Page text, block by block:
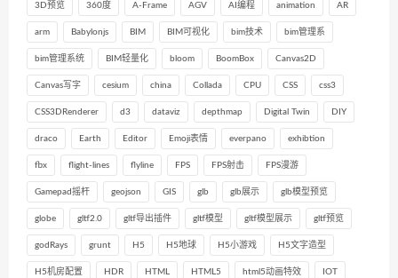
3D预览 360度 A-Frame AGV AI编程 animation AR
arm Babylonjs BIM BIM可视化 bim技术 bim管理系
bim管理系统 BIM轻量化 bloom BoomBox Canvas2D
Canvas写字 cesium china Collada CPU CSS css3
CSS3DRenderer d3 dataviz depthmap Digital Twin DIY
draco Earth Editor Emoji表情 everpano exhibtion
fbx flight-lines flyline FPS FPS射击 FPS漫游
Gamepad摇杆 geojson GIS glb glb展示 glb模型预览
globe gltf2.0 gltf导出插件 gltf模型 gltf模型展示 gltf预览
godRays grunt H5 H5地球 H5小游戏 H5文字造型
H5机房配置 HDR HTML HTML5 html5动画特效 IOT